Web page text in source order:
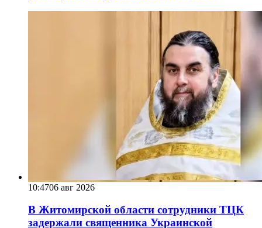
10:4706 авг 2026
В Житомирской области сотрудники ТЦК
задержали священника Украинской